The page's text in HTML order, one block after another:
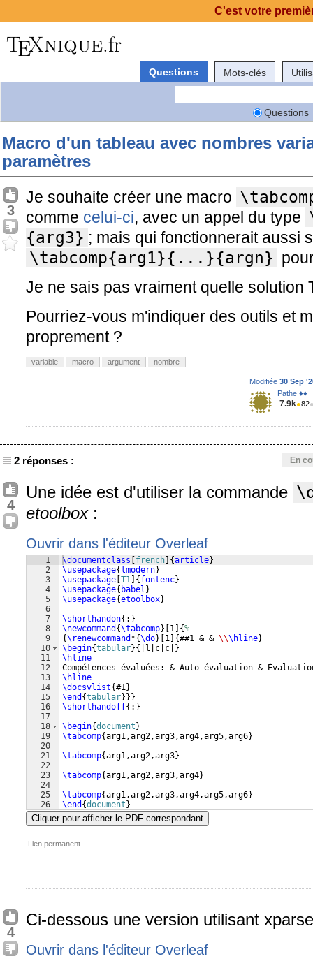
Questions Mots-clés
Questions
Macro d'un tableau avec nombres
paramètres
3
Je souhaite créer une macro
comme celui-ci, avec un appel du type
{arg3} ; mais qui fonctionnerait aussi
\tabcomp{arg1}{...}{argn}
Je ne sais pas vraiment quelle solution
Pourriez-vous m'indiquer des outils et
proprement ?
variable macro argument nombre
Modifiée 30 Sep
Pathe ♦♦
7.9k●82
2 réponses : En
4
Une idée est d'utiliser la commande
etoolbox:
Ouvrir dans l'éditeur Overleaf
1
2
3
4
5
6
7
8
9
10
11
12
13
14
15
16
17
18
19
20
21
22
23
24
25
26
\documentclass french {article}
\usepackage{ lmodern}
\usepackage T1 { fontenc}
\usepackage{ babel }
\usepackage{etoolbox}
\shorthandon{ : }
\newcommand {\tabcomp} 1 {%
{\renewcommand *{\do} 1 {##1 & & \\\hline}
\begin{tabular}{ |l|c|c|
}
\hline
Compétences évaluées: & Auto-évaluation &
\hline
\docsvlist{#1}
\end {tabular} }}
\shorthandoff{ : }
\begin{document }
\tabcomp{arg1,arg2,arg3,arg4,arg5,arg6}
\tabcomp{arg1,arg2,arg3}
\tabcomp{arg1,arg2,arg3,arg4}
\tabcomp{arg1,arg2,arg3,arg4,arg5,arg6}
\end {document }
Cliquer pour afficher le PDF correspondant
Lien permanent
4
Ci-dessous une version utilisant
Ouvrir dans l'éditeur Overleaf
C'est votre